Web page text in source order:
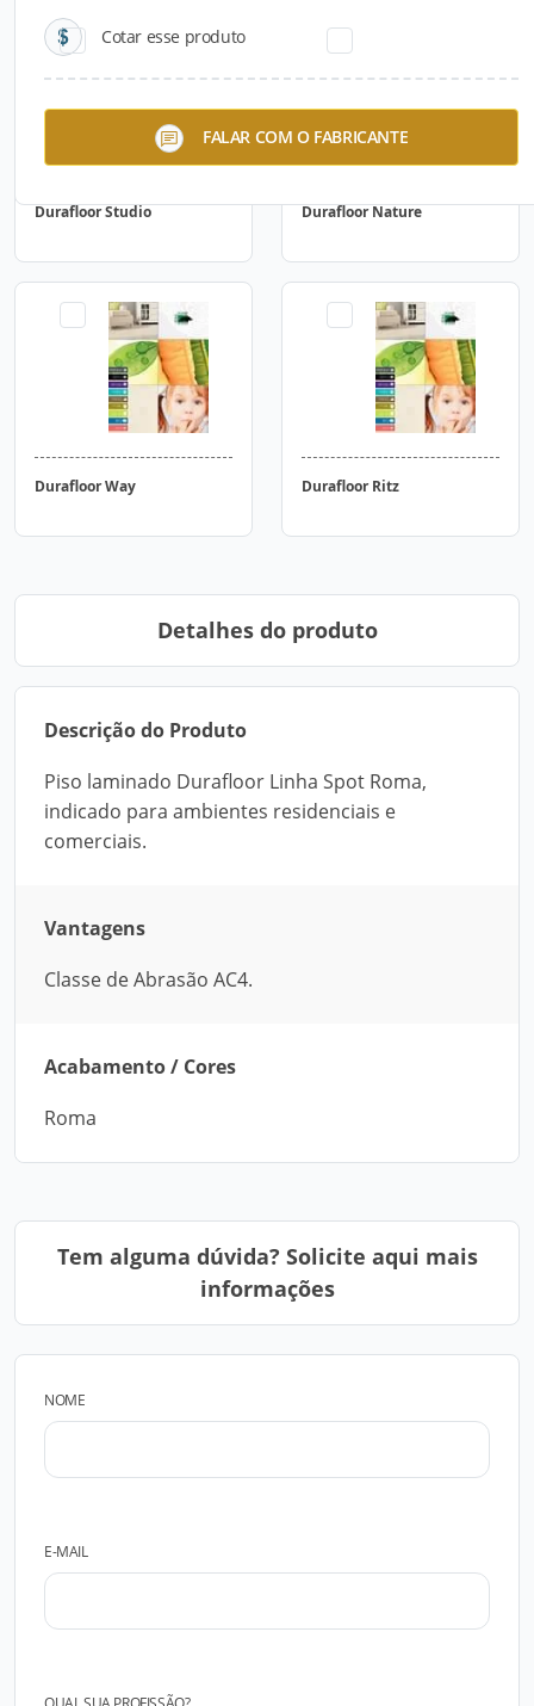
Cotar esse produto
FALAR COM O FABRICANTE
Durafloor Studio Durafloor Nature
Durafloor Way Durafloor Ritz
Detalhes do produto
Descrição do Produto
Piso laminado Durafloor Linha Spot Roma,
indicado para ambientes residenciais e
comerciais.
Vantagens
Classe de Abrasão AC4.
Acabamento / Cores
Roma
Tem alguma dúvida? Solicite aqui mais
informações
NOME
E-MAIL